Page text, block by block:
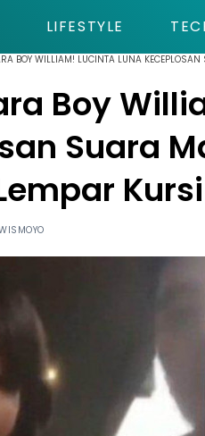
LIFESTYLE
BOY WILLIAM! LUCINTA LUNA
Boy
Suara
Kursi